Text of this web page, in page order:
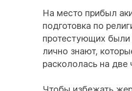
На место прибыл
подготовка по
протестующих были
лично знают,
раскололась на две